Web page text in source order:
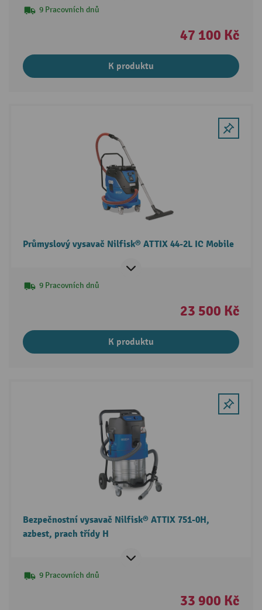
9 Pracovních dnů
47 100 Kč
K produktu
Průmyslový vysavač Nilfisk® ATTIX 44-2L IC Mobile
9 Pracovních dnů
23 500 Kč
K produktu
Bezpečnostní vysavač Nilfisk® ATTIX 751-0H,
azbest, prach třídy H
9 Pracovních dnů
33 900 Kč